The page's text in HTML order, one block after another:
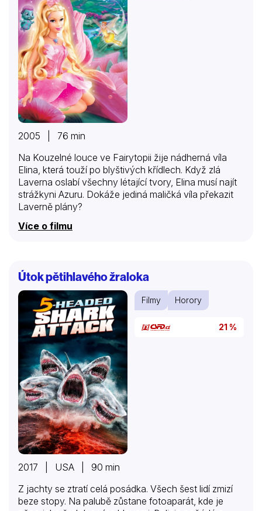
2005 | 76 min
Na Kouzelné louce ve Fairytopii žije nádherná víla
Elina, která touží po blyštivých křídlech. Když zlá
Laverna oslabí všechny létající tvory, Elina musí najít
strážkyni Azuru. Dokáže jediná maličká víla překazit
Laverně plány?
Více o filmu
Útok pětihlavého žraloka
Filmy Horory
21 %
2017 | USA | 90 min
Z jachty se ztratí celá posádka. Všech šest lidí zmizí
beze stopy. Na palubě zůstane fotoaparát, kde je